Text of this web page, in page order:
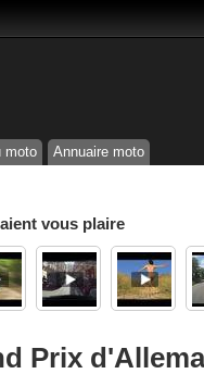
moto Annuaire moto
vous plaire
Prix